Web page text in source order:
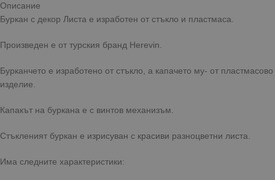
Описание
Буркан с декор Листа е изработен от стъкло и пластмаса.
Произведен е от турския бранд Herevin.
Бурканчето е изработено от стъкло, а капачето му- от пластмасово
изделие.
Капакът на буркана е с винтов механизъм.
Стъкленият буркан е изрисуван с красиви разноцветни листа.
Има следните характеристики: